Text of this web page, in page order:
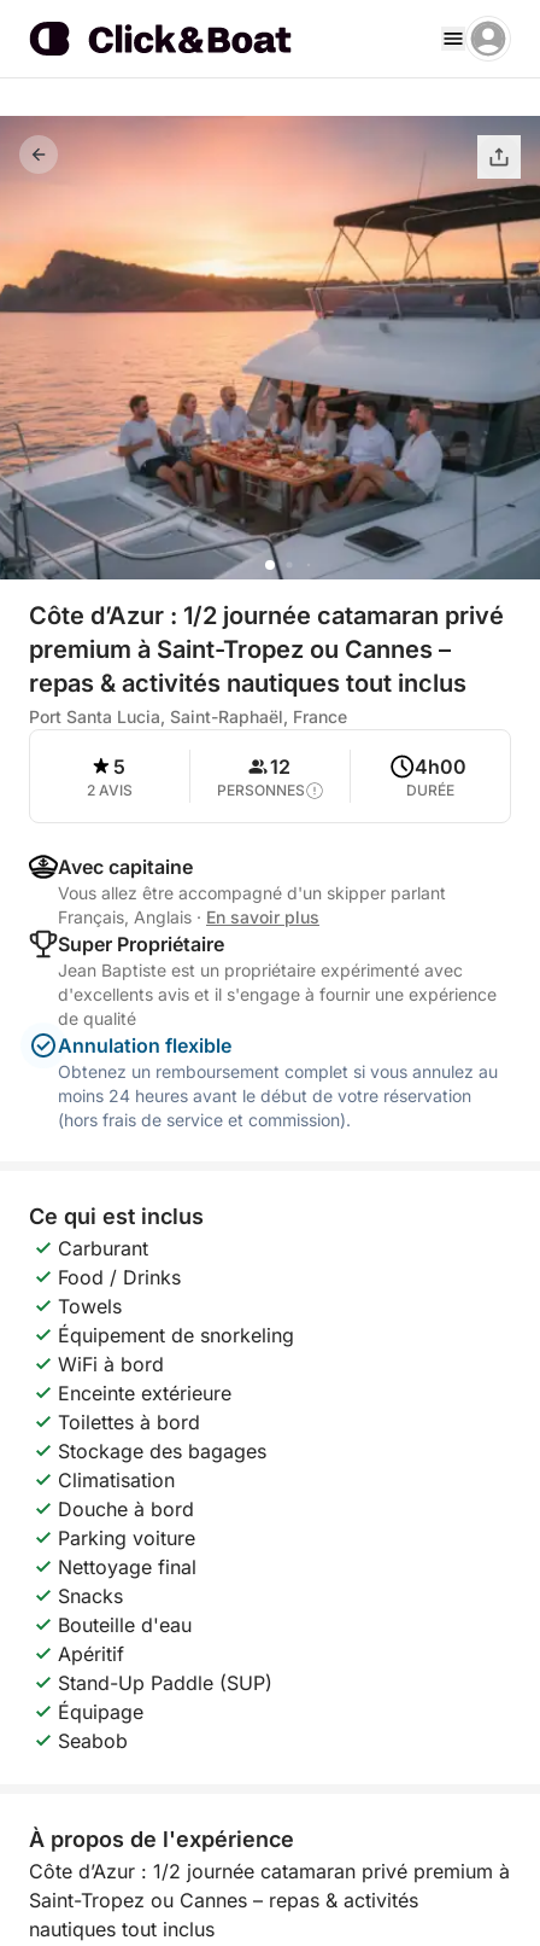
Côte d’Azur : 1/2 journée catamaran privé
premium à Saint-Tropez ou Cannes –
repas & activités nautiques tout inclus
Port Santa Lucia, Saint-Raphaël, France
5
2 AVIS
12
PERSONNES
4h00
DURÉE
Avec capitaine
Vous allez être accompagné d'un skipper parlant
Français, Anglais · En savoir plus
Super Propriétaire
Jean Baptiste est un propriétaire expérimenté avec
d'excellents avis et il s'engage à fournir une expérience
de qualité
Annulation flexible
Obtenez un remboursement complet si vous annulez au
moins 24 heures avant le début de votre réservation
(hors frais de service et commission).
Ce qui est inclus
Carburant
Food / Drinks
Towels
Équipement de snorkeling
WiFi à bord
Enceinte extérieure
Toilettes à bord
Stockage des bagages
Climatisation
Douche à bord
Parking voiture
Nettoyage final
Snacks
Bouteille d'eau
Apéritif
Stand-Up Paddle (SUP)
Équipage
Seabob
À propos de l'expérience
Côte d’Azur : 1/2 journée catamaran privé premium à
Saint-Tropez ou Cannes – repas & activités
nautiques tout inclus